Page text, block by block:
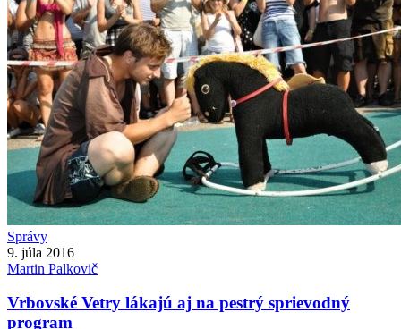
Správy
9. júla 2016
Martin Palkovič
Vrbovské Vetry lákajú aj na pestrý sprievodný
program